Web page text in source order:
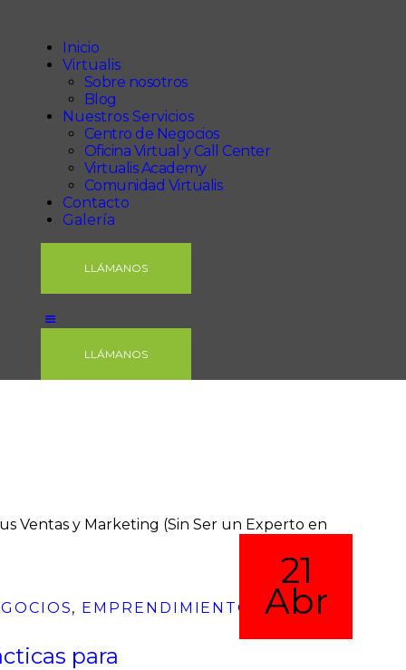
Inicio
Virtualis
Sobre nosotros
Blog
Nuestros Servicios
Centro de Negocios
Oficina Virtual y Call Center
Virtualis Academy
Comunidad Virtualis
Contacto
Galería
LLÁMANOS
LLÁMANOS
Virtualis
Nuestros Servicios
Contacto
Galería
26
Abr
, EMPRENDIMIENTO
para
19
Jun
26
Abr
21
Abr